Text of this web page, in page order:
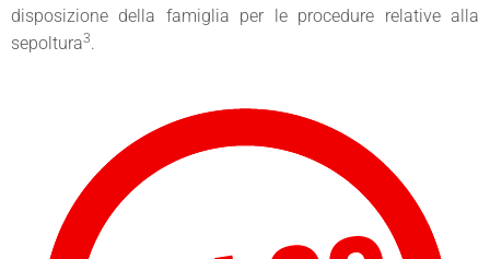
disposizione della famiglia per le procedure relative alla
sepoltura3.